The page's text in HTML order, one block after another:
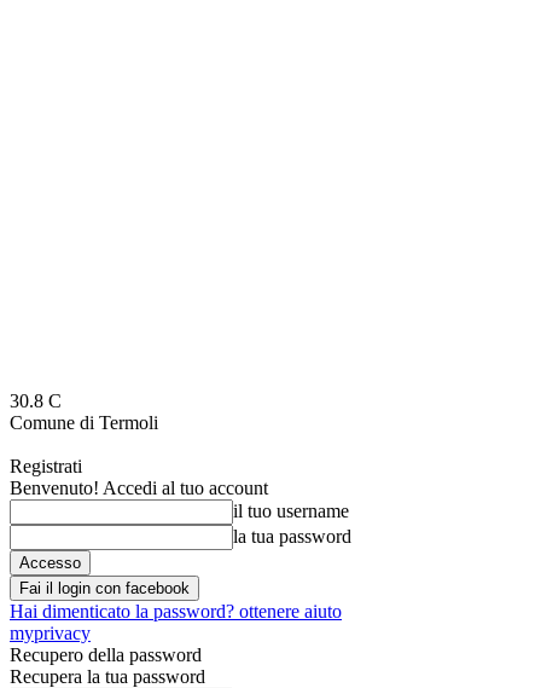
30.8 C
Comune di Termoli
Registrati
Benvenuto! Accedi al tuo account
il tuo username
la tua password
Fai il login con facebook
Hai dimenticato la password? ottenere aiuto
myprivacy
Recupero della password
Recupera la tua password